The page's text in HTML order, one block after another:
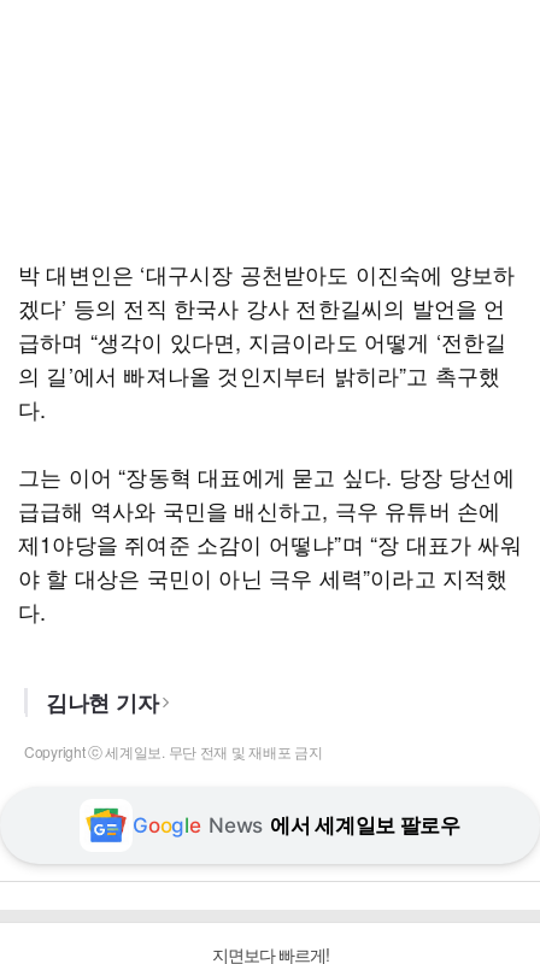
박 대변인은 ‘대구시장 공천받아도 이진숙에 양보하
겠다’ 등의 전직 한국사 강사 전한길씨의 발언을 언
급하며 “생각이 있다면, 지금이라도 어떻게 ‘전한길
의 길’에서 빠져나올 것인지부터 밝히라”고 촉구했
다.
그는 이어 “장동혁 대표에게 묻고 싶다. 당장 당선에
급급해 역사와 국민을 배신하고, 극우 유튜버 손에
제1야당을 쥐여준 소감이 어떻냐”며 “장 대표가 싸워
야 할 대상은 국민이 아닌 극우 세력”이라고 지적했
다.
김나현 기자
Copyright ⓒ 세계일보. 무단 전재 및 재배포 금지
Google News 에서 세계일보 팔로우
지면보다 빠르게!